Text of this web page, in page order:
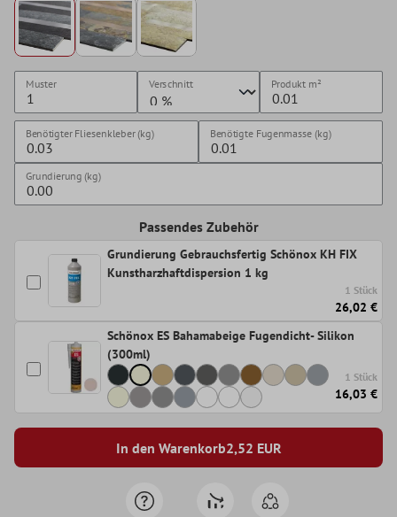
Muster Verschnitt Produkt m²
Benötigter Fliesenkleber (kg) Benötigte Fugenmasse (kg)
Grundierung (kg)
Passendes Zubehör
Grundierung Gebrauchsfertig Schönox KH FIX
Kunstharzhaftdispersion 1 kg
1 Stück
26,02 €
Schönox ES Bahamabeige Fugendicht- Silikon
(300ml)
1 Stück
16,03 €
In den Warenkorb2,52 EUR